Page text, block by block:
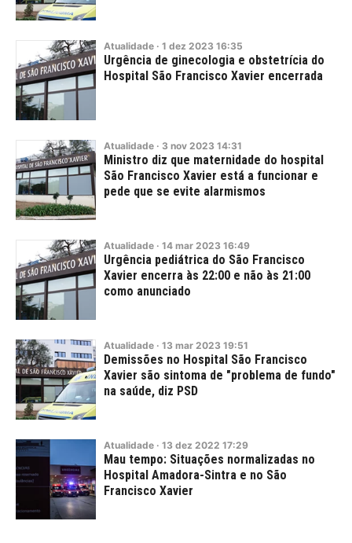
Atualidade · 1 dez 2023 16:35
Urgência de ginecologia e obstetrícia do
Hospital São Francisco Xavier encerrada
Atualidade · 3 nov 2023 14:31
Ministro diz que maternidade do hospital
São Francisco Xavier está a funcionar e
pede que se evite alarmismos
Atualidade · 14 mar 2023 16:49
Urgência pediátrica do São Francisco
Xavier encerra às 22:00 e não às 21:00
como anunciado
Atualidade · 13 mar 2023 19:51
Demissões no Hospital São Francisco
Xavier são sintoma de "problema de fundo"
na saúde, diz PSD
Atualidade · 13 dez 2022 17:29
Mau tempo: Situações normalizadas no
Hospital Amadora-Sintra e no São
Francisco Xavier